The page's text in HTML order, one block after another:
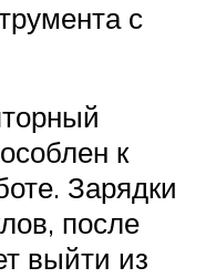
с
к
Зарядки
после
выйти из